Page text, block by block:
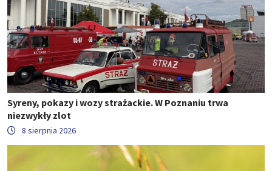
Syreny, pokazy i wozy strażackie. W Poznaniu trwa
niezwykły zlot
8 sierpnia 2026